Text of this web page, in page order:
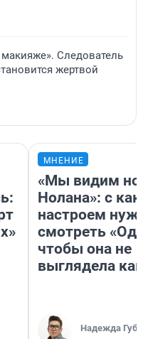
Следователь
жертвой
МНЕНИЕ
«Мы видим
Нолана»: с
настроем
смотреть
чтобы она не
выглядела как
Надежда